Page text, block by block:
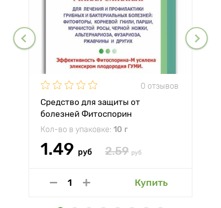
0 отзывов
Средство для защиты от
болезней Фитоспорин
Кол-во в упаковке: 10 г
1.49 руб 2.59 руб
Купить